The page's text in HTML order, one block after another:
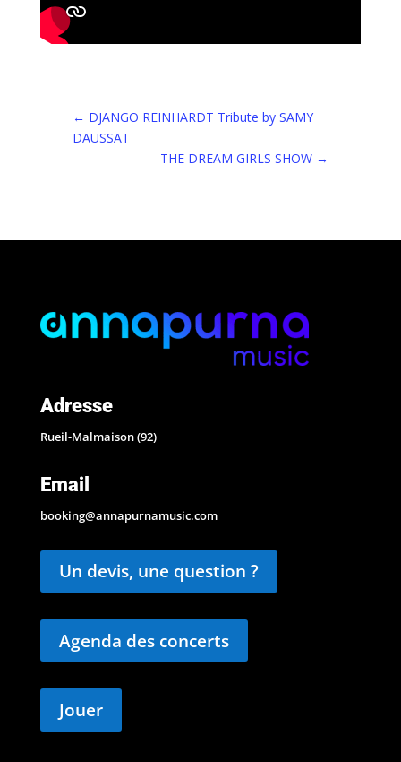
← DJANGO REINHARDT Tribute by SAMY
DAUSSAT
THE DREAM GIRLS SHOW →
Adresse
Rueil-Malmaison (92)
Email
booking@annapurnamusic.com
Un devis, une question ?
Agenda des concerts
Jouer